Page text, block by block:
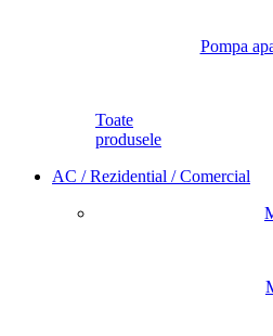
Pompa
Toate
produsele
AC / Rezidential / Comercial